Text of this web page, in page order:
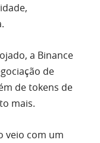
a Binance
de
de tokens de
mais.
veio com um